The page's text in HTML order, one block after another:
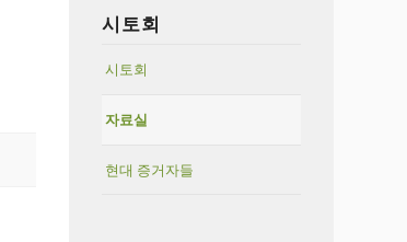
시토회
시토회
자료실
현대 증거자들